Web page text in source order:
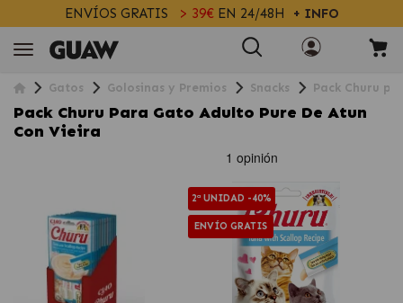
ENVÍOS GRATIS > 39€EN 24/48H + INFO
Gatos Golosinas y Premios Snacks Pack Churu
Pack Churu Para Gato Adulto Pure De Atun
Con Vieira
2ª UNIDAD -40%
ENVÍO GRATIS